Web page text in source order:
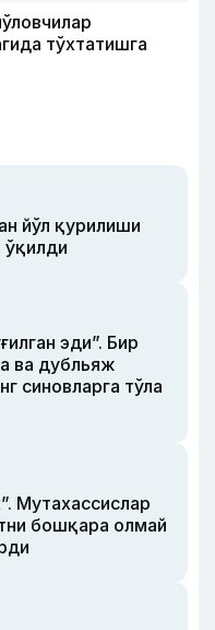
тўхтатишга
йўл қурилиши
ўқилди
эди”. Бир
ва дубльяж
синовларга тўла
Мутахассислар
бошқара олмай